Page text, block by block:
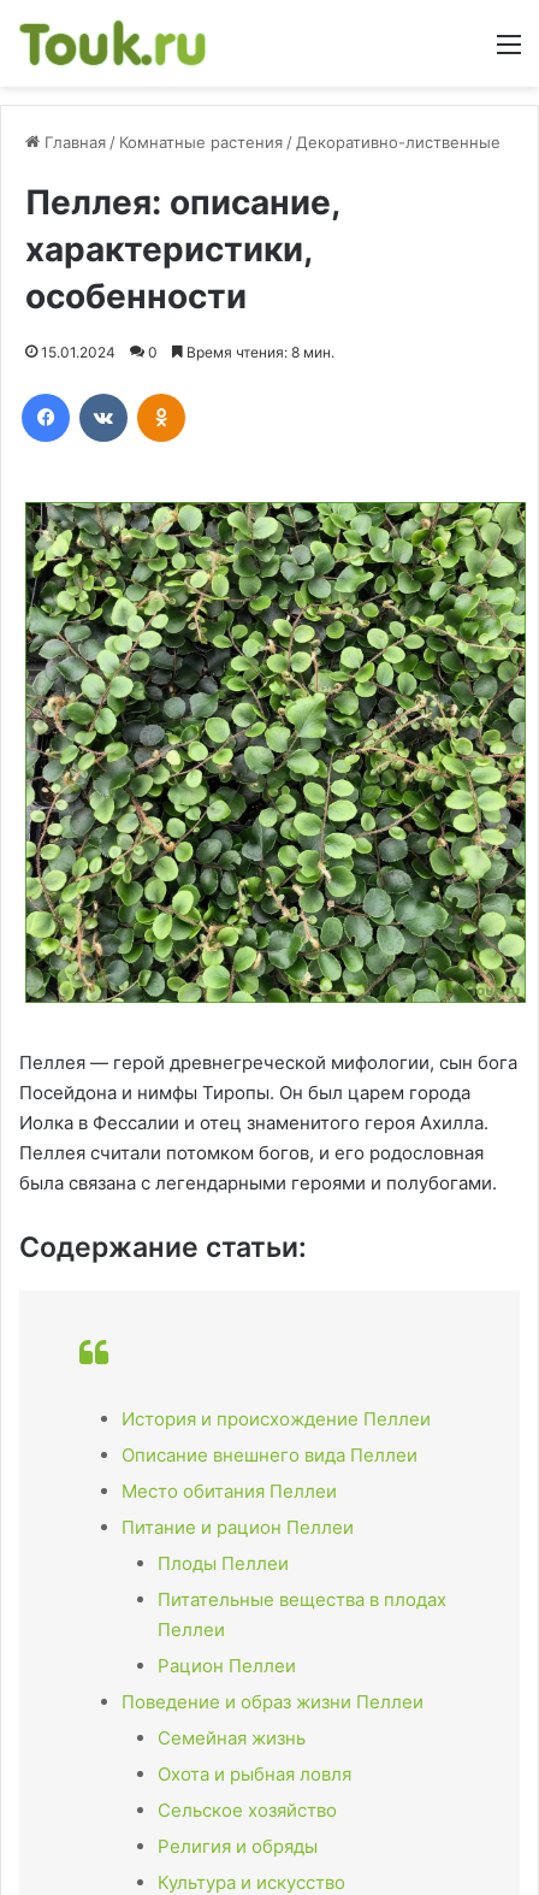
Главная / Комнатные растения / Декоративно-лиственные
Пеллея: описание,
характеристики,
особенности
15.01.2024 0 Время чтения: 8 мин.
Пеллея — герой древнегреческой мифологии, сын бога
Посейдона и нимфы Тиропы. Он был царем города
Иолка в Фессалии и отец знаменитого героя Ахилла.
Пеллея считали потомком богов, и его родословная
была связана с легендарными героями и полубогами.
Содержание статьи:
История и происхождение Пеллеи
Описание внешнего вида Пеллеи
Место обитания Пеллеи
Питание и рацион Пеллеи
Плоды Пеллеи
Питательные вещества в плодах
Пеллеи
Рацион Пеллеи
Поведение и образ жизни Пеллеи
Семейная жизнь
Охота и рыбная ловля
Сельское хозяйство
Религия и обряды
Культура и искусство